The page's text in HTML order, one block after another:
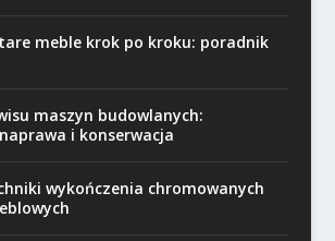
meble krok po kroku: poradnik
maszyn budowlanych:
i konserwacja
wykończenia chromowanych